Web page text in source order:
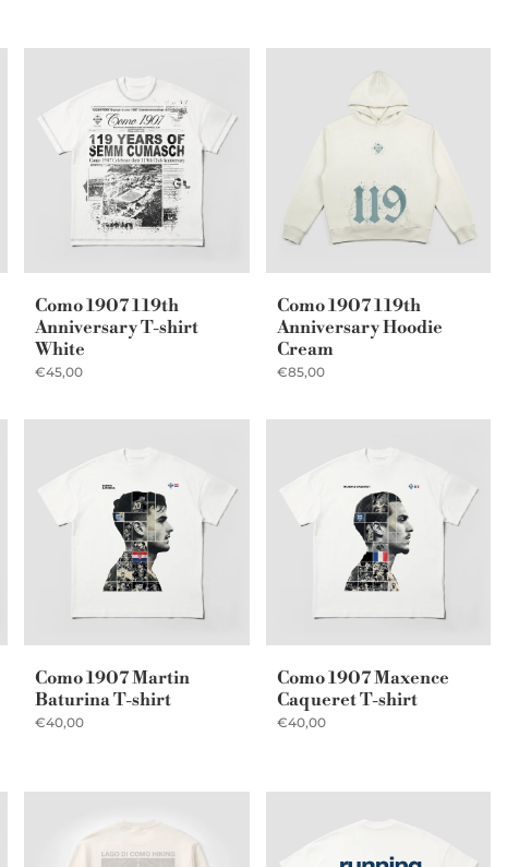
Como 1907 119th
Anniversary T-shirt
White
€45,00
Como 1907 119th
Anniversary Hoodie
Cream
€85,00
Como 1907 Martin
Baturina T-shirt
€40,00
Como 1907 Maxence
Caqueret T-shirt
€40,00